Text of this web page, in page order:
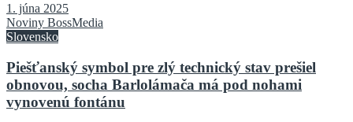
1. júna 2025
Noviny BossMedia
Slovensko
Piešťanský symbol pre zlý technický stav prešiel
obnovou, socha Barlolámača má pod nohami
vynovenú fontánu